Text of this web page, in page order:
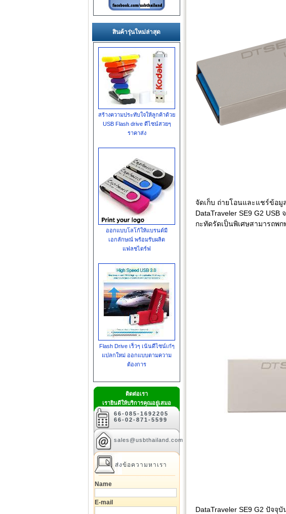
จัดเก็บ ถ่ายโอนและแชร์ข้อมู
DataTraveler SE9 G2
กะทัดรัดเป็นพิเศษสามารถพ
DataTraveler SE9 G2 ปัจจุ
สินค้ารุ่นใหม่ล่าสุด
สร้างความประทับใจให้ลูกค้าด้วย
USB Flash drive ดีไซน์สวยๆ
ราคาส่ง
ออกแบบโลโก้ให้แบรนด์มี
เอกลักษณ์ พร้อมรับผลิต
แฟลชไดร์ฟ
Flash Drive เร็วๆ เน้นดีไซน์เก๋ๆ
แปลกใหม่ ออกแบบตามความ
ต้องการ
ติดต่อเรา
เรายินดีให้บริการคุณอยู่เสมอ
66-085-1692205
66-02-871-5599
sales@usbthailand.com
ส่งข้อความหาเรา
Name
E-mail